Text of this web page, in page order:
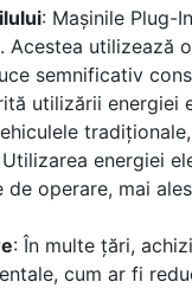
: Mașinile Plug-
Acestea
semnificativ
utilizării energiei
Utilizarea energiei
operare, mai
: În multe țări,
cum ar fi